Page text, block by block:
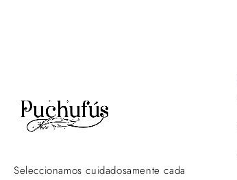
Seleccionamos cuidadosamente cada